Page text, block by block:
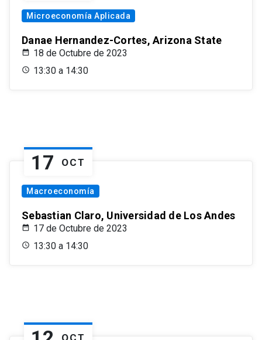
Microeconomía Aplicada
Danae Hernandez-Cortes, Arizona State
18 de Octubre de 2023
13:30 a 14:30
17 OCT
Macroeconomía
Sebastian Claro, Universidad de Los Andes
17 de Octubre de 2023
13:30 a 14:30